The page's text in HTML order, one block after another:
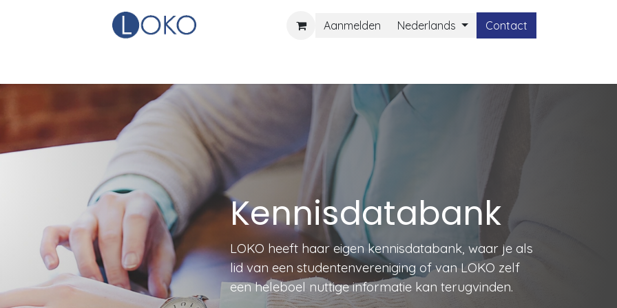
Aanmelden Nederlands Contact
Kennisdatabank
LOKO heeft haar eigen kennisdatabank, waar je als
lid van een studentenvereniging of van LOKO zelf
een heleboel nuttige informatie kan terugvinden.